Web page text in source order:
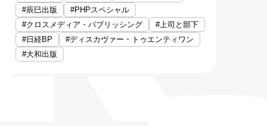
#辰巳出版
#PHPスペシャル
#クロスメディア・パブリッシング
#上司と部下
#日経BP
#ディスカヴァー・トゥエンティワン
#大和出版